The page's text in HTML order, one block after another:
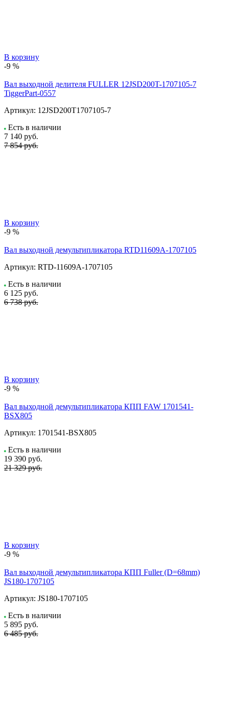
В корзину
-9 %
Вал выходной делителя FULLER 12JSD200T-1707105-7
TiggerPart-0557
Артикул: 12JSD200T1707105-7
Есть в наличии
7 140 руб.
7 854 руб.
В корзину
-9 %
Вал выходной демультипликатора RTD11609A-1707105
Артикул: RTD-11609A-1707105
Есть в наличии
6 125 руб.
6 738 руб.
В корзину
-9 %
Вал выходной демультипликатора КПП FAW 1701541-
BSX805
Артикул: 1701541-BSX805
Есть в наличии
19 390 руб.
21 329 руб.
В корзину
-9 %
Вал выходной демультипликатора КПП Fuller (D=68mm)
JS180-1707105
Артикул: JS180-1707105
Есть в наличии
5 895 руб.
6 485 руб.